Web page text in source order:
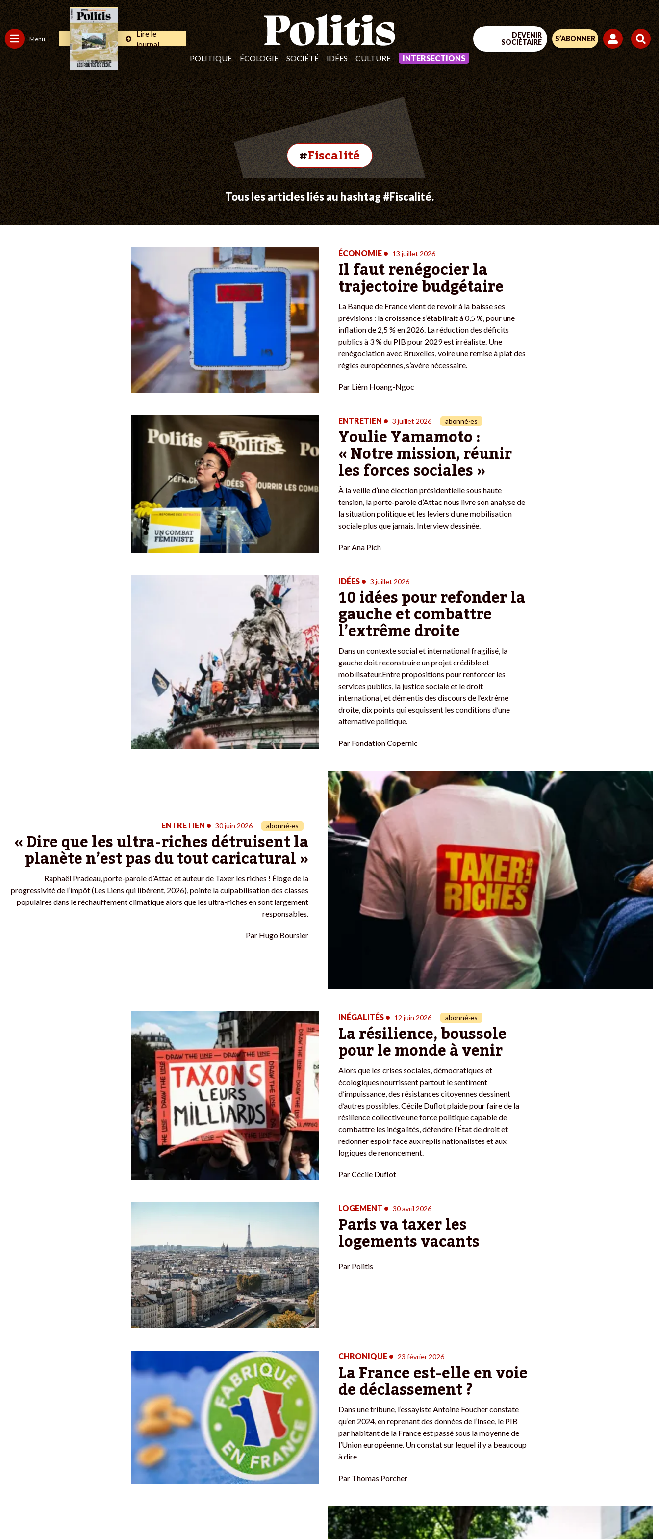
Menu
Lire le
journal
POLITIQUE
ÉCOLOGIE SOCIÉTÉ IDÉES CULTURE INTERSECTIONS
DEVENIR
SOCIÉTAIRE
S’ABONNER
#Fiscalité
Tous les articles liés au hashtag #Fiscalité.
ÉCONOMIE • 13 juillet 2026
Il faut renégocier la
trajectoire budgétaire
La Banque de France vient de revoir à la baisse ses
prévisions : la croissance s’établirait à 0,5 %, pour une
inflation de 2,5 % en 2026. La réduction des déficits
publics à 3 % du PIB pour 2029 est irréaliste. Une
renégociation avec Bruxelles, voire une remise à plat des
règles européennes, s’avère nécessaire.
Par Liêm Hoang-Ngoc
ENTRETIEN • 3 juillet 2026 abonné·es
Youlie Yamamoto :
« Notre mission, réunir
les forces sociales »
À la veille d’une élection présidentielle sous haute
tension, la porte-parole d’Attac nous livre son analyse de
la situation politique et les leviers d’une mobilisation
sociale plus que jamais. Interview dessinée.
ParAna Pich
IDÉES • 3 juillet 2026
10 idées pour refonder la
gauche et combattre
l’extrême droite
Dans un contexte social et international fragilisé, la
gauche doit reconstruire un projet crédible et
mobilisateur.Entre propositions pour renforcer les
services publics, la justice sociale et le droit
international, et démentis des discours de l’extrême
droite, dix points qui esquissent les conditions d’une
alternative politique.
Par Fondation Copernic
ENTRETIEN • 30 juin 2026 abonné·es
« Dire que les ultra-riches détruisent la
planète n’est pas du tout caricatural »
Raphaël Pradeau, porte-parole d’Attac et auteur de Taxer les riches ! Éloge de la
progressivité de l’impôt (Les Liens qui libèrent, 2026), pointe la culpabilisation des classes
populaires dans le réchauffement climatique alors que les ultra-riches en sont largement
responsables.
Par Hugo Boursier
INÉGALITÉS • 12 juin 2026 abonné·es
La résilience, boussole
pour le monde à venir
Alors que les crises sociales, démocratiques et
écologiques nourrissent partout le sentiment
d’impuissance, des résistances citoyennes dessinent
d’autres possibles. Cécile Duflot plaide pour faire de la
résilience collective une force politique capable de
combattre les inégalités, défendre l’État de droit et
redonner espoir face aux replis nationalistes et aux
logiques de renoncement.
ParCécile Duflot
LOGEMENT • 30 avril 2026
Paris va taxer les
logements vacants
Par Politis
CHRONIQUE • 23 février 2026
La France est-elle en voie
de déclassement ?
Dans une tribune, l’essayiste Antoine Foucher constate
qu’en 2024, en reprenant des données de l’Insee, le PIB
par habitant de la France est passé sous la moyenne de
l’Union européenne. Un constat sur lequel il y a beaucoup
à dire.
Par Thomas Porcher